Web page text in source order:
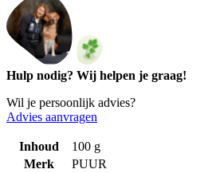
Hulp nodig? Wij helpen je graag!
Wil je persoonlijk advies?
Advies aanvragen
Inhoud
100 g
Merk
PUUR